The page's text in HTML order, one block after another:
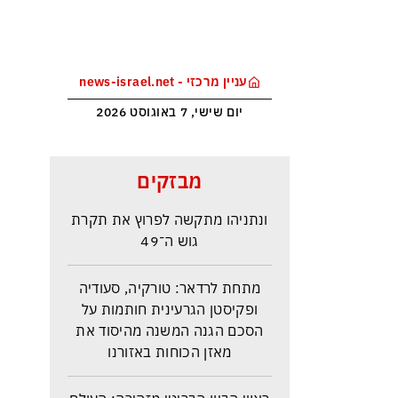
עניין מרכזי - news-israel.net
יום שישי, 7 באוגוסט 2026
מבזקים
איזנקוט מתבסס במקום הראשון –
ונתניהו מתקשה לפרוץ את תקרת
גוש ה־49
מתחת לרדאר: טורקיה, סעודיה
ופקיסטן הגרעינית חותמות על
הסכם הגנה המשנה מהיסוד את
מאזן הכוחות באזורנו
ראש הביון הבריטי מזהירה: העולם